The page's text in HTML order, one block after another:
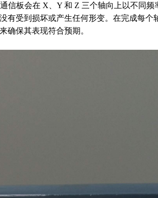
信板会在 X、Y 和 Z 三个轴向上以不同
有受到损坏或产生任何形变。在完成每个
确保其表现符合预期。